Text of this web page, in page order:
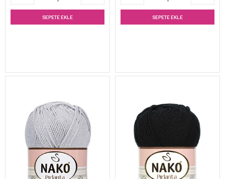
SEPETE EKLE SEPETE EKLE